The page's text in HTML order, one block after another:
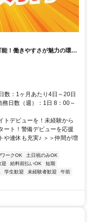
！働きやすさが魅力の環境
稼働中止はないので、安定
日払いもOK！】勤務3日前
！あなたのライフスタイ
歓迎！年代幅広く活躍して
数：1ヶ月あたり4日～20日
務日数（週）：1日 8：00～
トデビューを！未経験から
ート！警備デビューを応援
や連休も充実♪ ＞＞仲間が増
ークOK
土日祝のみOK
迎 給料前払いOK
短期
学生歓迎 未経験者歓迎
午前